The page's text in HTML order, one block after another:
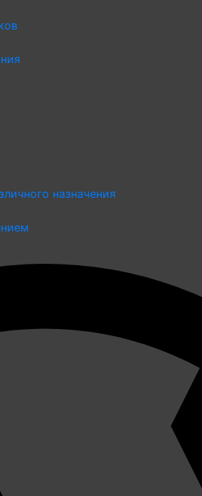
назначения